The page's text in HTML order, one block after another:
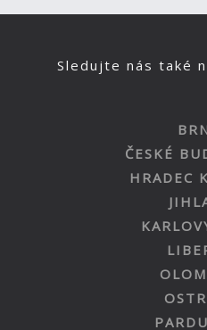
Sledujte nás také
ČESKÉ
HRADEC